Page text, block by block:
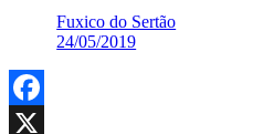
Fuxico do Sertão
24/05/2019
Facebook